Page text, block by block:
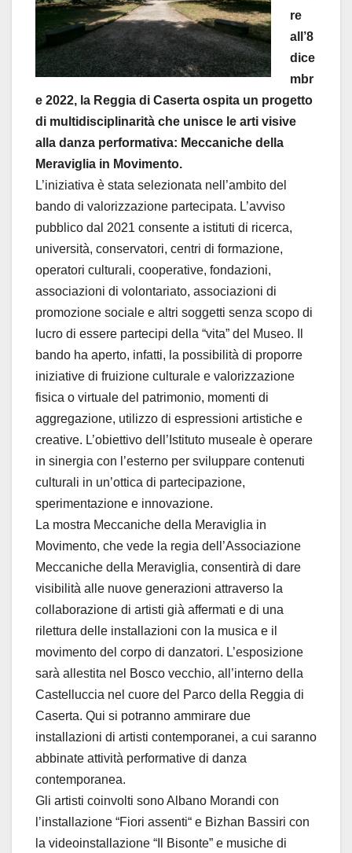
re
all’8
dice
mbr
e 2022, la Reggia di Caserta ospita un progetto
di multidisciplinarità che unisce le arti visive
alla danza performativa: Meccaniche della
Meraviglia in Movimento.
L’iniziativa è stata selezionata nell’ambito del
bando di valorizzazione partecipata. L’avviso
pubblico dal 2021 consente a istituti di ricerca,
università, conservatori, centri di formazione,
operatori culturali, cooperative, fondazioni,
associazioni di volontariato, associazioni di
promozione sociale e altri soggetti senza scopo di
lucro di essere partecipi della “vita” del Museo. Il
bando ha aperto, infatti, la possibilità di proporre
iniziative di fruizione culturale e valorizzazione
fisica o virtuale del patrimonio, momenti di
aggregazione, utilizzo di espressioni artistiche e
creative. L’obiettivo dell’Istituto museale è operare
in sinergia con l’esterno per sviluppare contenuti
culturali in un’ottica di partecipazione,
sperimentazione e innovazione.
La mostra Meccaniche della Meraviglia in
Movimento, che vede la regia dell’Associazione
Meccaniche della Meraviglia, consentirà di dare
visibilità alle nuove generazioni attraverso la
collaborazione di artisti già affermati e di una
rilettura delle installazioni con la musica e il
movimento del corpo di danzatori. L’esposizione
sarà allestita nel Bosco vecchio, all’interno della
Castelluccia nel cuore del Parco della Reggia di
Caserta. Qui si potranno ammirare due
installazioni di artisti contemporanei, a cui saranno
abbinate attività performative di danza
contemporanea.
Gli artisti coinvolti sono Albano Morandi con
l’installazione “Fiori assenti“ e Bizhan Bassiri con
la videoinstallazione “Il Bisonte” e musiche di